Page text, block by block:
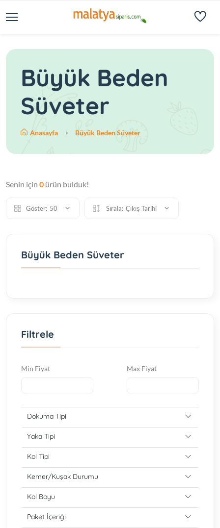
Büyük Beden
Süveter
Anasayfa Büyük Beden Süveter
Senin için 0 ürün bulduk!
Göster: 50 Sırala: Çıkış Tarihi
Büyük Beden Süveter
Filtrele
Min Fiyat Max Fiyat
Dokuma Tipi
Yaka Tipi
Kol Tipi
Kemer/Kuşak Durumu
Kol Boyu
Paket İçeriği